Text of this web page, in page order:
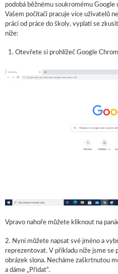
podobá běžnému soukromému
Vašem počítači pracuje více uživatelů
práci od práce do školy, vyplatí se
níže:
Otevřete si prohlížeč Google
Vpravo nahoře můžete kliknout na
2. Nyní můžete napsat své jméno a
reprezentovat. V příkladu níže jsme se
obrázek slona. Necháme zaškrtnutou
a dáme „Přidat“.